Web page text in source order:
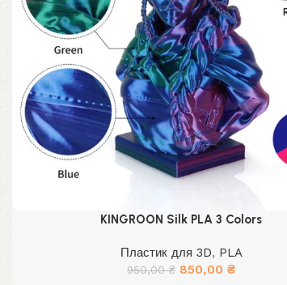
KINGROON Silk PLA 3 Colors
Пластик для 3D, PLA
950,00₴ Первоначальная
850,00 ₴Текущая